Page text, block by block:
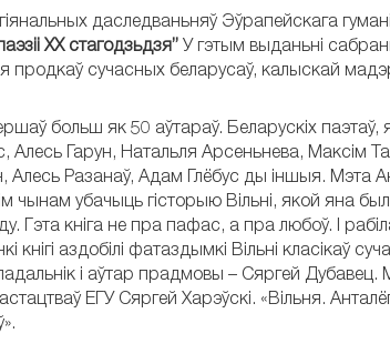
даследваньняў Эўрапейскага
ХХ стагодзьдзя” У гэтым выданьні
продкаў сучасных беларусаў, калыскай
больш як 50 аўтараў. Беларускіх паэтаў,
Алесь Гарун, Натальля Арсеньнева, Максім
Алесь Разанаў, Адам Глёбус ды іншыя. Мэта
чынам убачыць гісторыю Вільні, якой яна
Гэта кніга не пра пафас, а пра любоў. І
кнігі аздобілі фатаздымкі Вільні класікаў
і аўтар прадмовы – Сяргей
ЕГУ Сяргей Харэўскі. «Вільня.